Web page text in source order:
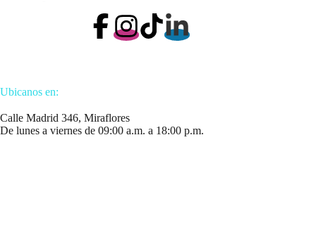
Ubicanos en:
Calle Madrid 346, Miraflores
De lunes a viernes de 09:00 a.m. a 18:00 p.m.